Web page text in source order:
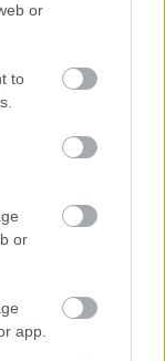
or
to
or
app.
του
γνωστές
Είναι